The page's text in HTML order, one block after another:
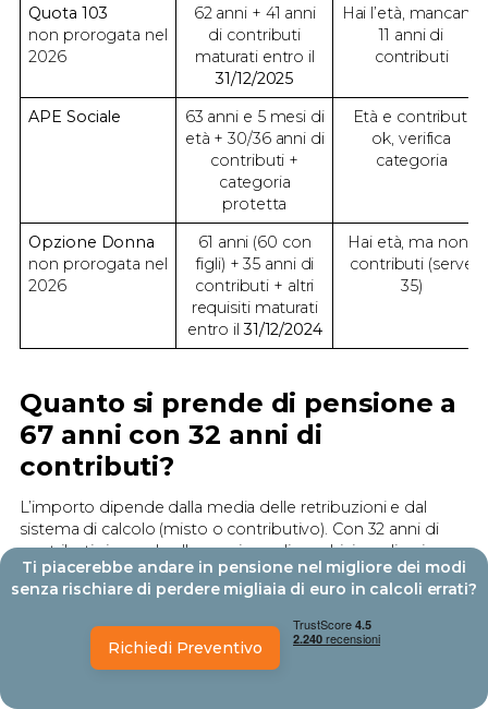
Quota 103
non prorogata nel
2026
62 anni + 41 anni
di contributi
maturati entro il
31/12/2025
Hai l’età, mancano
11 anni di
contributi
APE Sociale
63 anni e 5 mesi di
età + 30/36 anni di
contributi +
categoria
protetta
Età e contributi
ok, verifica
categoria
Opzione Donna
non prorogata nel
2026
61 anni (60 con
figli) + 35 anni di
contributi + altri
requisiti maturati
entro il31/12/2024
Hai età, ma non i
contributi (serve
35)
Quanto si prende di pensione a
67 anni con 32 anni di
contributi?
L’importo dipende dalla media delle retribuzioni e dal
sistema di calcolo (misto o contributivo). Con 32 anni di
contributi si accede alla pensione di vecchiaia ordinaria.
In media, l’importo può variare da 900 a 1.300 euro netti,
retributiva.
Ti piacerebbe andare in pensione nel migliore dei modi
senza rischiare di perdere migliaia di euro in calcoli errati?
Richiedi Preventivo